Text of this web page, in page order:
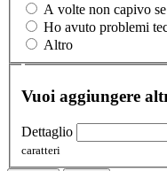
A volte non capivo
Ho avuto problemi
Altro
Vuoi aggiungere
Dettaglio
caratteri